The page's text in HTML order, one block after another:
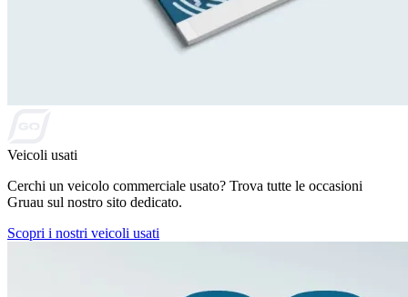
Veicoli usati
Cerchi un veicolo commerciale usato? Trova tutte le occasioni
Gruau sul nostro sito dedicato.
Scopri i nostri veicoli usati